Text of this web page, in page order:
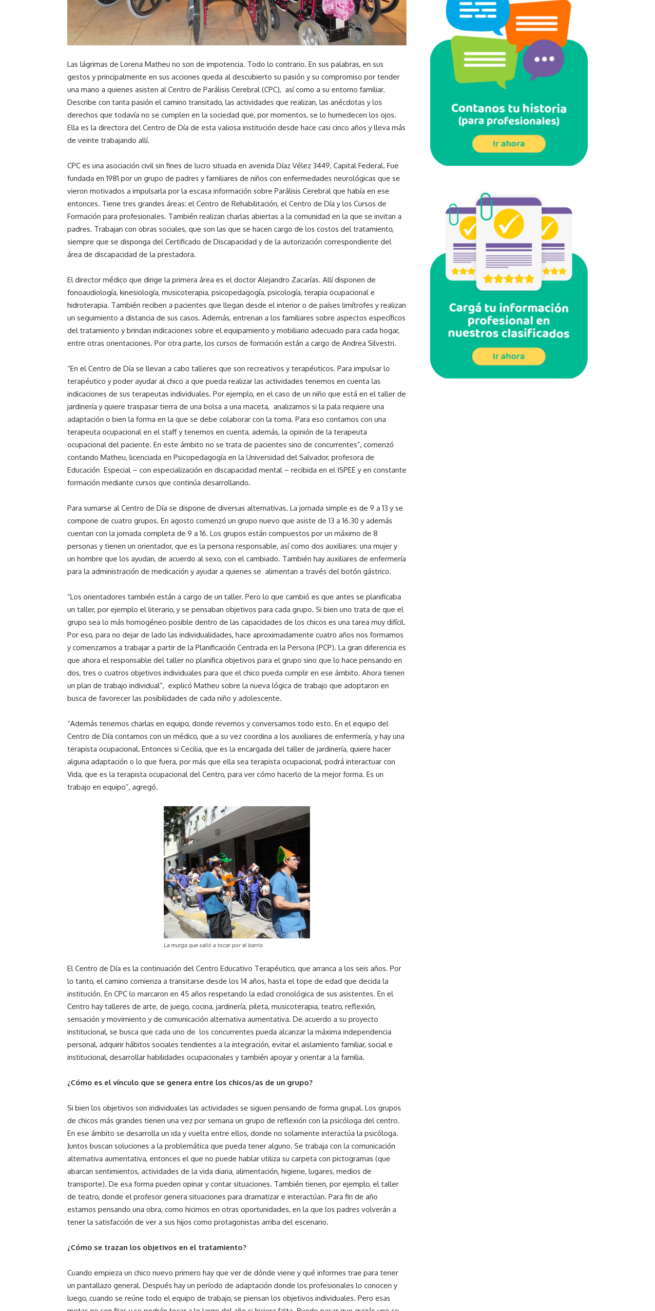
Las lágrimas de Lorena Matheu no son de impotencia. Todo lo contrario. En sus palabras, en sus
gestos y principalmente en sus acciones queda al descubierto su pasión y su compromiso por tender
una mano a quienes asisten al Centro de Parálisis Cerebral (CPC), así como a su entorno familiar.
Describe con tanta pasión el camino transitado, las actividades que realizan, las anécdotas y los
derechos que todavía no se cumplen en la sociedad que, por momentos, se lo humedecen los ojos.
Ella es la directora del Centro de Día de esta valiosa institución desde hace casi cinco años y lleva más
de veinte trabajando allí.
CPC es una asociación civil sin fines de lucro situada en avenida Díaz Vélez 3449, Capital Federal. Fue
fundada en 1981 por un grupo de padres y familiares de niños con enfermedades neurológicas que se
vieron motivados a impulsarla por la escasa información sobre Parálisis Cerebral que había en ese
entonces. Tiene tres grandes áreas: el Centro de Rehabilitación, el Centro de Día y los Cursos de
Formación para profesionales. También realizan charlas abiertas a la comunidad en la que se invitan a
padres. Trabajan con obras sociales, que son las que se hacen cargo de los costos del tratamiento,
siempre que se disponga del Certificado de Discapacidad y de la autorización correspondiente del
área de discapacidad de la prestadora.
El director médico que dirige la primera área es el doctor Alejandro Zacarías. Allí disponen de
fonoaudiología, kinesiología, musicoterapia, psicopedagogía, psicología, terapia ocupacional e
hidroterapia. También reciben a pacientes que llegan desde el interior o de países limítrofes y realizan
un seguimiento a distancia de sus casos. Además, entrenan a los familiares sobre aspectos específicos
del tratamiento y brindan indicaciones sobre el equipamiento y mobiliario adecuado para cada hogar,
entre otras orientaciones. Por otra parte, los cursos de formación están a cargo de Andrea Silvestri.
“En el Centro de Día se llevan a cabo talleres que son recreativos y terapéuticos. Para impulsar lo
terapéutico y poder ayudar al chico a que pueda realizar las actividades tenemos en cuenta las
indicaciones de sus terapeutas individuales. Por ejemplo, en el caso de un niño que está en el taller de
jardinería y quiere traspasar tierra de una bolsa a una maceta, analizamos si la pala requiere una
adaptación o bien la forma en la que se debe colaborar con la toma. Para eso contamos con una
terapeuta ocupacional en el staff y tenemos en cuenta, además, la opinión de la terapeuta
ocupacional del paciente. En este ámbito no se trata de pacientes sino de concurrentes”, comenzó
contando Matheu, licenciada en Psicopedagogía en la Universidad del Salvador, profesora de
Educación Especial – con especialización en discapacidad mental – recibida en el ISPEE y en constante
formación mediante cursos que continúa desarrollando.
Para sumarse al Centro de Día se dispone de diversas alternativas. La jornada simple es de 9 a 13 y se
compone de cuatro grupos. En agosto comenzó un grupo nuevo que asiste de 13 a 16.30 y además
cuentan con la jornada completa de 9 a 16. Los grupos están compuestos por un máximo de 8
personas y tienen un orientador, que es la persona responsable, así como dos auxiliares: una mujer y
un hombre que los ayudan, de acuerdo al sexo, con el cambiado. También hay auxiliares de enfermería
para la administración de medicación y ayudar a quienes se alimentan a través del botón gástrico.
“Los orientadores también están a cargo de un taller. Pero lo que cambió es que antes se planificaba
un taller, por ejemplo el literario, y se pensaban objetivos para cada grupo. Si bien uno trata de que el
grupo sea lo más homogéneo posible dentro de las capacidades de los chicos es una tarea muy difícil.
Por eso, para no dejar de lado las individualidades, hace aproximadamente cuatro años nos formamos
y comenzamos a trabajar a partir de la Planificación Centrada en la Persona (PCP). La gran diferencia es
que ahora el responsable del taller no planifica objetivos para el grupo sino que lo hace pensando en
dos, tres o cuatros objetivos individuales para que el chico pueda cumplir en ese ámbito. Ahora tienen
un plan de trabajo individual”, explicó Matheu sobre la nueva lógica de trabajo que adoptaron en
busca de favorecer las posibilidades de cada niño y adolescente.
“Además tenemos charlas en equipo, donde revemos y conversamos todo esto. En el equipo del
Centro de Día contamos con un médico, que a su vez coordina a los auxiliares de enfermería, y hay una
terapista ocupacional. Entonces si Cecilia, que es la encargada del taller de jardinería, quiere hacer
alguna adaptación o lo que fuera, por más que ella sea terapista ocupacional, podrá interactuar con
Vida, que es la terapista ocupacional del Centro, para ver cómo hacerlo de la mejor forma. Es un
trabajo en equipo”, agregó.
La murga que salió a tocar por el barrio
El Centro de Día es la continuación del Centro Educativo Terapéutico, que arranca a los seis años. Por
lo tanto, el camino comienza a transitarse desde los 14 años, hasta el tope de edad que decida la
institución. En CPC lo marcaron en 45 años respetando la edad cronológica de sus asistentes. En el
Centro hay talleres de arte, de juego, cocina, jardinería, pileta, musicoterapia, teatro, reflexión,
sensación y movimiento y de comunicación alternativa aumentativa. De acuerdo a su proyecto
institucional, se busca que cada uno de los concurrentes pueda alcanzar la máxima independencia
personal, adquirir hábitos sociales tendientes a la integración, evitar el aislamiento familiar, social e
institucional, desarrollar habilidades ocupacionales y también apoyar y orientar a la familia.
¿Cómo es el vínculo que se genera entre los chicos/as de un grupo?
Si bien los objetivos son individuales las actividades se siguen pensando de forma grupal. Los grupos
de chicos más grandes tienen una vez por semana un grupo de reflexión con la psicóloga del centro.
En ese ámbito se desarrolla un ida y vuelta entre ellos, donde no solamente interactúa la psicóloga.
Juntos buscan soluciones a la problemática que pueda tener alguno. Se trabaja con la comunicación
alternativa aumentativa, entonces el que no puede hablar utiliza su carpeta con pictogramas (que
abarcan sentimientos, actividades de la vida diaria, alimentación, higiene, lugares, medios de
transporte). De esa forma pueden opinar y contar situaciones. También tienen, por ejemplo, el taller
de teatro, donde el profesor genera situaciones para dramatizar e interactúan. Para fin de año
estamos pensando una obra, como hicimos en otras oportunidades, en la que los padres volverán a
tener la satisfacción de ver a sus hijos como protagonistas arriba del escenario.
¿Cómo se trazan los objetivos en el tratamiento?
Cuando empieza un chico nuevo primero hay que ver de dónde viene y qué informes trae para tener
un pantallazo general. Después hay un período de adaptación donde los profesionales lo conocen y
luego, cuando se reúne todo el equipo de trabajo, se piensan los objetivos individuales. Pero esas